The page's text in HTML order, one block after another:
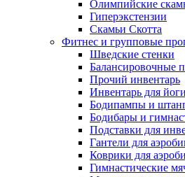
Олимпийские
Гиперэкстензии
Скамьи Скотта
Фитнес и групповые
Шведские стенки
Балансировочные
Прочий инвентарь
Инвентарь для
Бодипампы и
Бодибары и
Подставки для
Гантели для
Коврики для
Гимнастические